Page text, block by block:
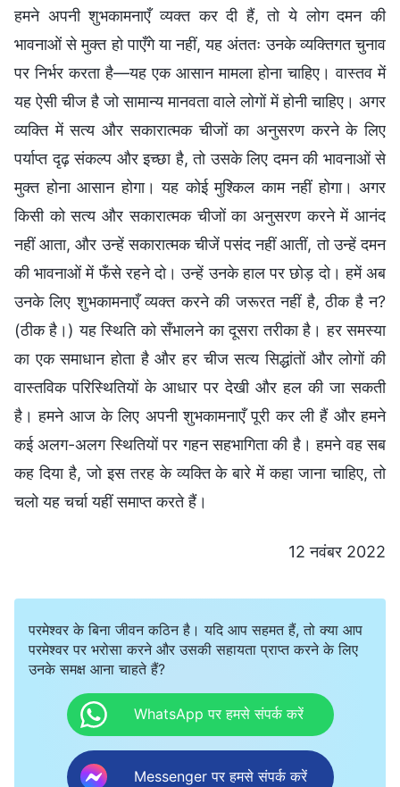
हमने अपनी शुभकामनाएँ व्यक्त कर दी हैं, तो ये लोग दमन की
भावनाओं से मुक्त हो पाएँगे या नहीं, यह अंततः उनके व्यक्तिगत चुनाव
पर निर्भर करता है—यह एक आसान मामला होना चाहिए। वास्तव में
यह ऐसी चीज है जो सामान्य मानवता वाले लोगों में होनी चाहिए। अगर
व्यक्ति में सत्य और सकारात्मक चीजों का अनुसरण करने के लिए
पर्याप्त दृढ़ संकल्प और इच्छा है, तो उसके लिए दमन की भावनाओं से
मुक्त होना आसान होगा। यह कोई मुश्किल काम नहीं होगा। अगर
किसी को सत्य और सकारात्मक चीजों का अनुसरण करने में आनंद
नहीं आता, और उन्हें सकारात्मक चीजें पसंद नहीं आतीं, तो उन्हें दमन
की भावनाओं में फँसे रहने दो। उन्हें उनके हाल पर छोड़ दो। हमें अब
उनके लिए शुभकामनाएँ व्यक्त करने की जरूरत नहीं है, ठीक है न?
(ठीक है।) यह स्थिति को सँभालने का दूसरा तरीका है। हर समस्या
का एक समाधान होता है और हर चीज सत्य सिद्धांतों और लोगों की
वास्तविक परिस्थितियों के आधार पर देखी और हल की जा सकती
है। हमने आज के लिए अपनी शुभकामनाएँ पूरी कर ली हैं और हमने
कई अलग-अलग स्थितियों पर गहन सहभागिता की है। हमने वह सब
कह दिया है, जो इस तरह के व्यक्ति के बारे में कहा जाना चाहिए, तो
चलो यह चर्चा यहीं समाप्त करते हैं।
12 नवंबर 2022
परमेश्वर के बिना जीवन कठिन है। यदि आप सहमत हैं, तो क्या आप
परमेश्वर पर भरोसा करने और उसकी सहायता प्राप्त करने के लिए
उनके समक्ष आना चाहते हैं?
WhatsApp पर हमसे संपर्क करें
Messenger पर हमसे संपर्क करें